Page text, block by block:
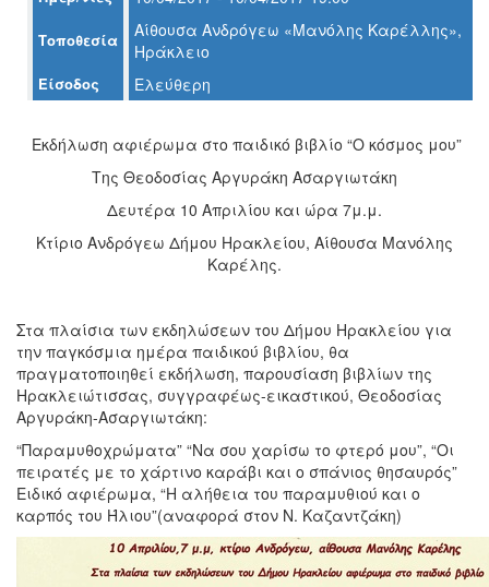
ΤΟΠΟΣ
Τοποθεσία
Αίθουσα Ανδρόγεω «Μανόλης Καρέλλης»,
Ηράκλειο
Είσοδος Ελεύθερη
Εκδήλωση αφιέρωμα στο παιδικό βιβλίο “Ο κόσμος μου”
Της Θεοδοσίας Αργυράκη Ασαργιωτάκη
Δευτέρα 10 Απριλίου και ώρα 7μ.μ.
Kτίριο Ανδρόγεω Δήμου Ηρακλείου, Αίθουσα Μανόλης
Καρέλης.
Στα πλαίσια των εκδηλώσεων του Δήμου Ηρακλείου για
την παγκόσμια ημέρα παιδικού βιβλίου, θα
πραγματοποιηθεί εκδήλωση, παρουσίαση βιβλίων της
Ηρακλειώτισσας, συγγραφέως-εικαστικού, Θεοδοσίας
Αργυράκη-Ασαργιωτάκη:
“Παραμυθοχρώματα” “Να σου χαρίσω το φτερό μου”, “Οι
πειρατές με το χάρτινο καράβι και ο σπάνιος θησαυρός”
Ειδικό αφιέρωμα, “Η αλήθεια του παραμυθιού και ο
καρπός του Ήλιου”(αναφορά στον Ν. Καζαντζάκη)